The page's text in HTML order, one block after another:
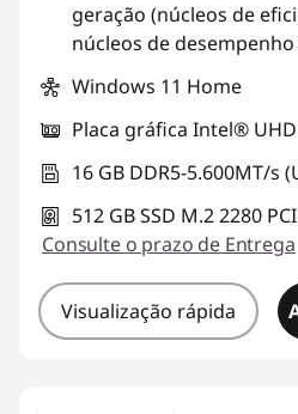
geração (núcleos de
núcleos de desempenho
Windows 11 Home
Placa gráfica Intel®
16 GB DDR5-5.600MT/s
512 GB SSD M.2 2280
Consulte o prazo de Entrega
Visualização rápida